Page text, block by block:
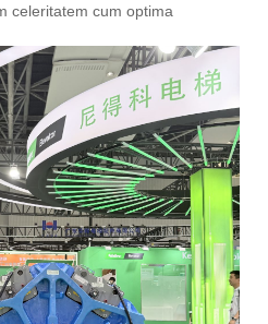
celeritatem cum optima